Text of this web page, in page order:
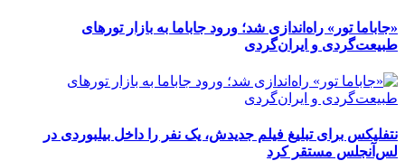
«جاباما تور» راه‌اندازی شد؛ ورود جاباما به بازار تورهای
طبیعت‌گردی و ایران‌گردی
نتفلیکس برای تبلیغ فیلم جدیدش، یک نفر را داخل بیلبوردی در
لس‌آنجلس مستقر کرد